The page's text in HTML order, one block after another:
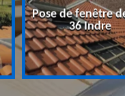
Pose de fenêtre
36 Indre